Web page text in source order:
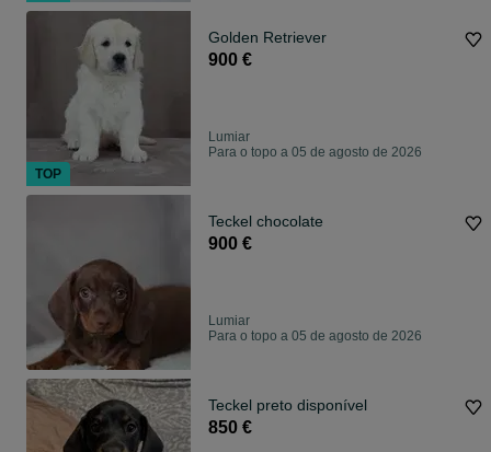
Golden Retriever
900 €
Lumiar
Para o topo a 05 de agosto de 2026
Teckel chocolate
900 €
Lumiar
Para o topo a 05 de agosto de 2026
Teckel preto disponível
850 €
TOP